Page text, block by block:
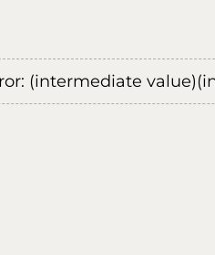
(intermediate